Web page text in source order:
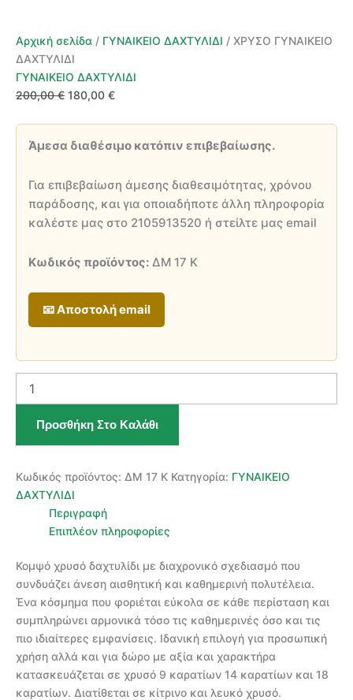
Αρχική σελίδα / ΓΥΝΑΙΚΕΙΟ ΔΑΧΤΥΛΙΔΙ / ΧΡΥΣΟ ΓΥΝΑΙΚΕΙΟ
ΔΑΧΤΥΛΙΔΙ
ΓΥΝΑΙΚΕΙΟ ΔΑΧΤΥΛΙΔΙ
200,00€ Original
200,00 €.
180,00 €Η
είναι:
Άμεσα διαθέσιμο κατόπιν επιβεβαίωσης.
Για επιβεβαίωση άμεσης διαθεσιμότητας, χρόνου
παράδοσης, και για οποιαδήποτε άλλη πληροφορία
καλέστε μας στο 2105913520 ή στείλτε μας email
Κωδικός προϊόντος: ΔΜ 17 Κ
📧 Αποστολή email
ΓΥΝΑΙΚΕΙΟ
ποσότητα
Προσθήκη Στο Καλάθι
Κωδικός προϊόντος: ΔΜ 17 Κ Κατηγορία: ΓΥΝΑΙΚΕΙΟ
ΔΑΧΤΥΛΙΔΙ
Περιγραφή
Επιπλέον πληροφορίες
Κομψό χρυσό δαχτυλίδι με διαχρονικό σχεδιασμό που
συνδυάζει άνεση αισθητική και καθημερινή πολυτέλεια.
Ένα κόσμημα που φοριέται εύκολα σε κάθε περίσταση και
συμπληρώνει αρμονικά τόσο τις καθημερινές όσο και τις
πιο ιδιαίτερες εμφανίσεις. Ιδανική επιλογή για προσωπική
χρήση αλλά και για δώρο με αξία και χαρακτήρα
κατασκευάζεται σε χρυσό 9 καρατίων 14 καρατίων και 18
καρατίων. Διατίθεται σε κίτρινο και λευκό χρυσό.